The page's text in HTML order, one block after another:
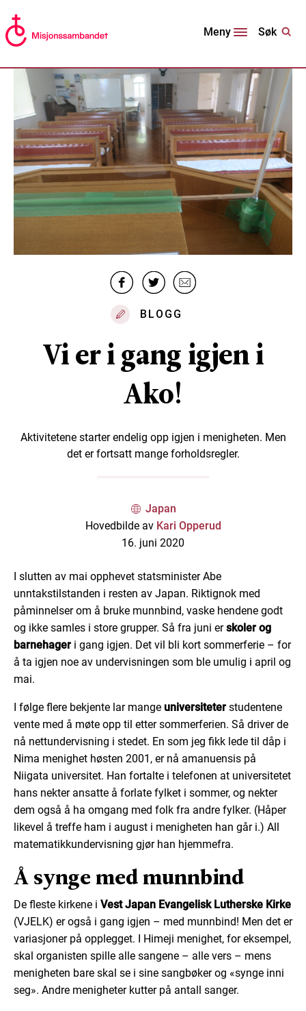
Meny Søk
BLOGG
Vi er i gang igjen i
Ako!
Aktivitetene starter endelig opp igjen i menigheten. Men
det er fortsatt mange forholdsregler.
Japan
Hovedbilde av Kari Opperud
16. juni 2020
I slutten av mai opphevet statsminister Abe
unntakstilstanden i resten av Japan. Riktignok med
påminnelser om å bruke munnbind, vaske hendene godt
og ikke samles i store grupper. Så fra juni erskoler og
barnehager i gang igjen. Det vil bli kort sommerferie – for
å ta igjen noe av undervisningen som ble umulig i april og
mai.
I følge flere bekjente lar mange universiteter studentene
vente med å møte opp til etter sommerferien. Så driver de
nå nettundervisning i stedet. En som jeg fikk lede til dåp i
Nima menighet høsten 2001, er nå amanuensis på
Niigata universitet. Han fortalte i telefonen at universitetet
hans nekter ansatte å forlate fylket i sommer, og nekter
dem også å ha omgang med folk fra andre fylker. (Håper
likevel å treffe ham i august i menigheten han går i.) All
matematikkundervisning gjør han hjemmefra.
Å synge med munnbind
De fleste kirkene i Vest Japan Evangelisk Lutherske Kirke
(VJELK) er også i gang igjen – med munnbind! Men det er
variasjoner på opplegget. I Himeji menighet, for eksempel,
skal organisten spille alle sangene – alle vers – mens
menigheten bare skal se i sine sangbøker og «synge inni
seg». Andre menigheter kutter på antall sanger.